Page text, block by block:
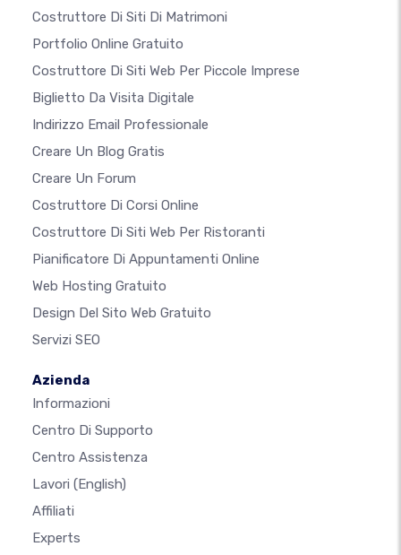
Costruttore Di Siti Di Matrimoni
Portfolio Online Gratuito
Costruttore Di Siti Web Per Piccole Imprese
Biglietto Da Visita Digitale
Indirizzo Email Professionale
Creare Un Blog Gratis
Creare Un Forum
Costruttore Di Corsi Online
Costruttore Di Siti Web Per Ristoranti
Pianificatore Di Appuntamenti Online
Web Hosting Gratuito
Design Del Sito Web Gratuito
Servizi SEO
Azienda
Informazioni
Centro Di Supporto
Centro Assistenza
Lavori (English)
Affiliati
Experts